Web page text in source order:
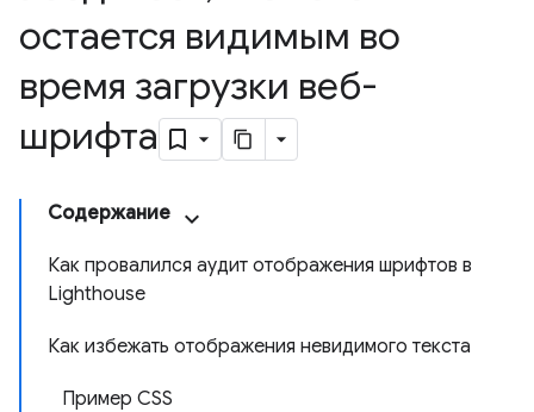
остается видимым во
время загрузки веб-
шрифта
Содержание
Как провалился аудит отображения шрифтов в
Lighthouse
Как избежать отображения невидимого текста
Пример CSS